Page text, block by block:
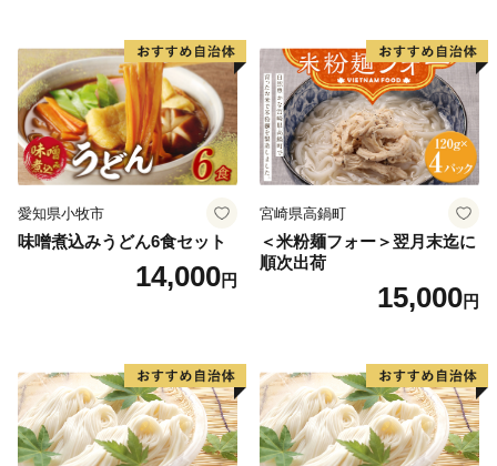
愛知県小牧市
味噌煮込みうどん6食セット
14,000円
宮崎県高鍋町
＜米粉麺フォー＞翌月末迄に
順次出荷
15,000円